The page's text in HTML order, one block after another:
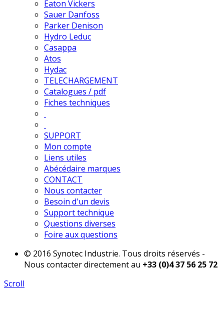
Eaton Vickers
Sauer Danfoss
Parker Denison
Hydro Leduc
Casappa
Atos
Hydac
TELECHARGEMENT
Catalogues / pdf
Fiches techniques
SUPPORT
Mon compte
Liens utiles
Abécédaire marques
CONTACT
Nous contacter
Besoin d'un devis
Support technique
Questions diverses
Foire aux questions
© 2016 Synotec Industrie. Tous droits réservés -
Nous contacter directement au +33 (0)4 37 56 25 72
Scroll